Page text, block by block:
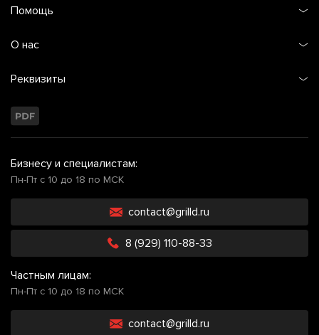
Помощь
О нас
Реквизиты
Бизнесу и специалистам:
Пн-Пт с 10 до 18 по МСК
contact@grilld.ru
8 (929) 110-88-33
Частным лицам:
Пн-Пт с 10 до 18 по МСК
contact@grilld.ru